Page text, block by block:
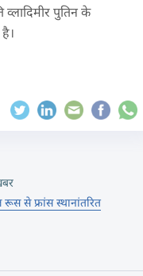
पुतिन के
से फ्रांस स्थानांतरित